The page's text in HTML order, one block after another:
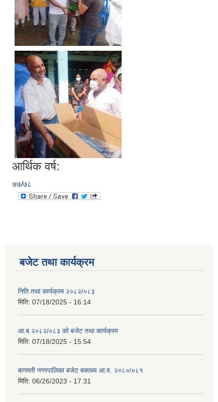
आर्थिक वर्ष:
७७/७८
बजेट तथा कार्यक्रम
निति तथा कार्यक्रम २०८२/०८३
मिति: 07/18/2025 - 16:14
आ.ब.२०८२/०८३ को बजेट तथा कार्यक्रम
मिति: 07/18/2025 - 15:54
बागमती नगरपालिका बजेट बक्तब्य आ.व. २०८०/०८१
मिति: 06/26/2023 - 17:31